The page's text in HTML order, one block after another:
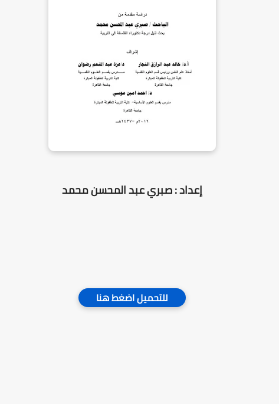
إعداد : صبري عبد المحسن محمد
للتحميل اضغط هنا